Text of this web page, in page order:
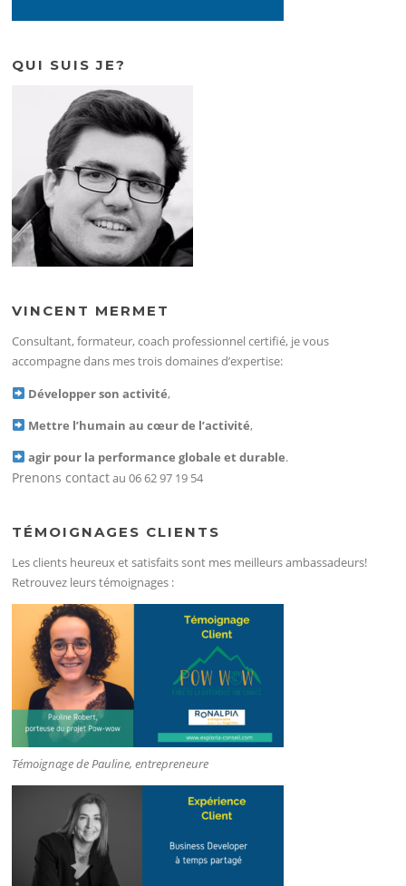
QUI SUIS JE?
VINCENT MERMET
Consultant, formateur, coach professionnel certifié, je vous
accompagne dans mes trois domaines d’expertise:
Développer son activité,
Mettre l’humain au cœur de l’activité,
agir pour la performance globale et durable.
Prenons contactau 06 62 97 19 54
TÉMOIGNAGES CLIENTS
Les clients heureux et satisfaits sont mes meilleurs ambassadeurs!
Retrouvez leurs témoignages :
Témoignage de Pauline, entrepreneure